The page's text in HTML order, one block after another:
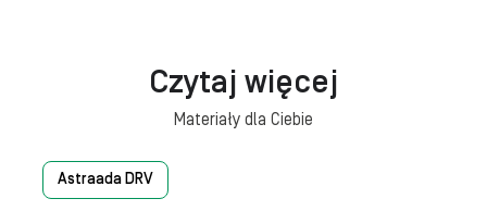
Czytaj więcej
Materiały dla Ciebie
Astraada DRV